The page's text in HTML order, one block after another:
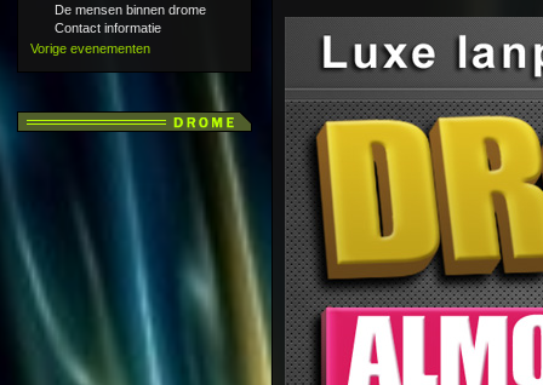
De mensen binnen drome
Contact informatie
Vorige evenementen